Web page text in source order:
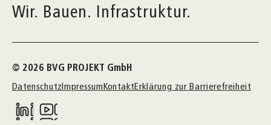
Wir. Bauen. Infrastruktur.
© 2026 BVG PROJEKT GmbH
Datenschutz Impressum KontaktErklärung zur Barrierefreiheit